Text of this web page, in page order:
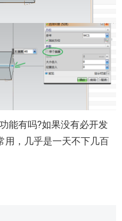
能有吗?如果没有必开发
用，几乎是一天不下几百